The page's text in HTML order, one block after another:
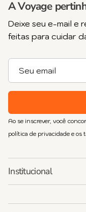
A Voyage
Deixe seu e-mail e
feitas para cuidar
Ao se inscrever, você
política de privacidade e os
Institucional